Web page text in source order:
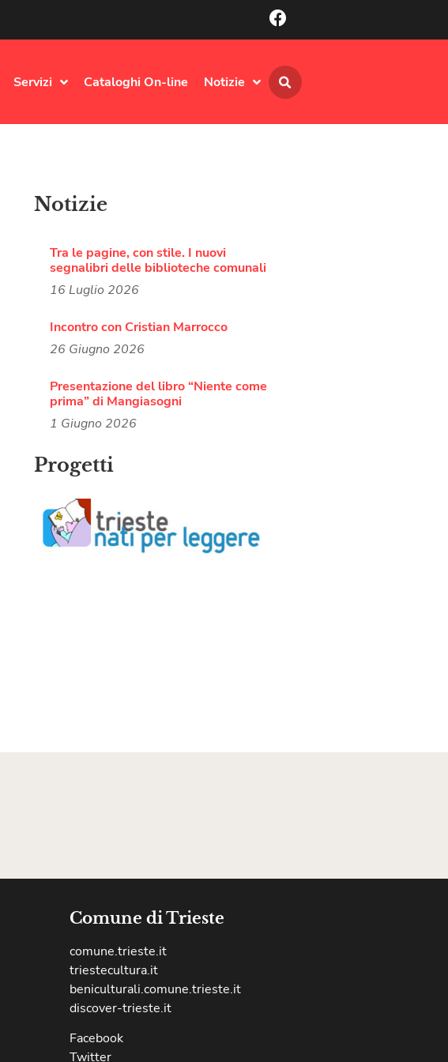
Servizi Cataloghi On-line Notizie
Notizie
Tra le pagine, con stile. I nuovi
segnalibri delle biblioteche comunali
16 Luglio 2026
Incontro con Cristian Marrocco
26 Giugno 2026
Presentazione del libro “Niente come
prima” di Mangiasogni
1 Giugno 2026
Progetti
Comune di Trieste
comune.trieste.it
triestecultura.it
beniculturali.comune.trieste.it
discover-trieste.it
Facebook
Twitter